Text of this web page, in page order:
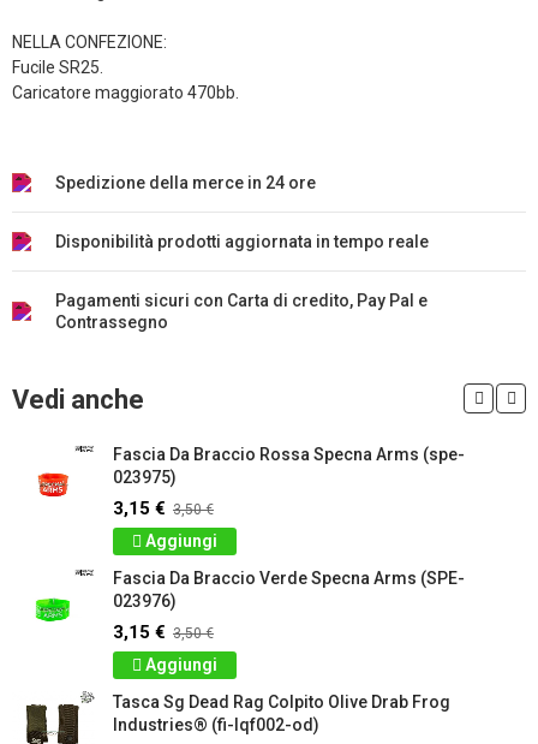
NELLA CONFEZIONE:
Fucile SR25.
Caricatore maggiorato 470bb.
Spedizione della merce in 24 ore
Disponibilità prodotti aggiornata in tempo reale
Pagamenti sicuri con Carta di credito, Pay Pal e
Contrassegno
Vedi anche
Fascia Da Braccio Rossa Specna Arms (spe-
023975)
3,15 € 3,50 €
Aggiungi
Fascia Da Braccio Verde Specna Arms (SPE-
023976)
3,15 € 3,50 €
Aggiungi
Tasca Sg Dead Rag Colpito Olive Drab Frog
Industries® (fi-lqf002-od)